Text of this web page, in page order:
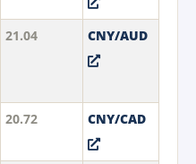
21.04 CNY/AUD
20.72 CNY/CAD